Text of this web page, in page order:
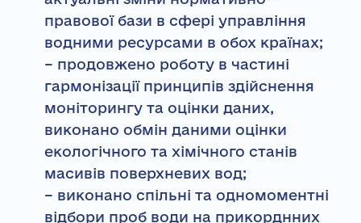
правової бази в сфері управління
водними ресурсами в обох країнах;
– продовжено роботу в частині
гармонізації принципів здійснення
моніторингу та оцінки даних,
виконано обмін даними оцінки
екологічного та хімічного станів
масивів поверхневих вод;
– виконано спільні та одномоментні
відбори проб води на прикорднних